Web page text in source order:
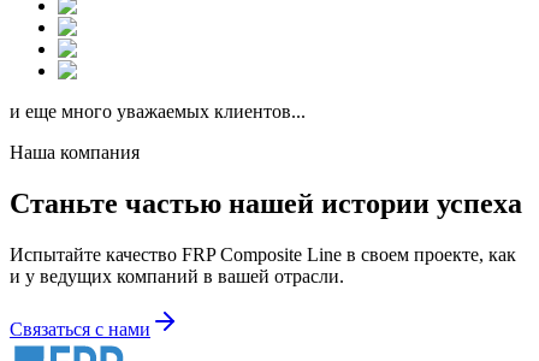
и еще много уважаемых клиентов...
Наша компания
Станьте частью нашей истории успеха
Испытайте качество FRP Composite Line в своем проекте, как
и у ведущих компаний в вашей отрасли.
Связаться с нами